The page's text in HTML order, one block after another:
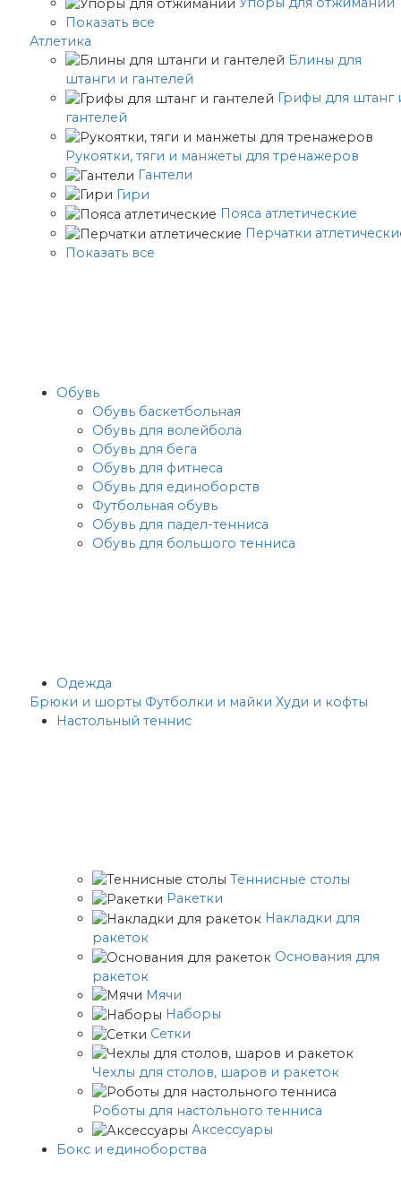
Показать все
Атлетика
Блины для
штанги и гантелей
Грифы для штанг
гантелей
Рукоятки, тяги и манжеты для тренажеров
Гантели
Гири
Пояса атлетические
Перчатки
Показать все
Обувь
Обувь баскетбольная
Обувь для волейбола
Обувь для бега
Обувь для фитнеса
Обувь для единоборств
Футбольная обувь
Обувь для падел-тенниса
Обувь для большого тенниса
Одежда
Брюки и шорты Футболки и майки Худи и кофты
Настольный теннис
Теннисные столы
Ракетки
Накладки для
ракеток
Основания для
ракеток
Мячи
Наборы
Сетки
Чехлы для столов, шаров и ракеток
Роботы для настольного тенниса
Аксессуары
Бокс и единоборства